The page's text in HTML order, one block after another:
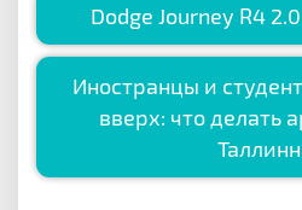
Dodge Journey R4
Иностранцы и
вверх: что делать